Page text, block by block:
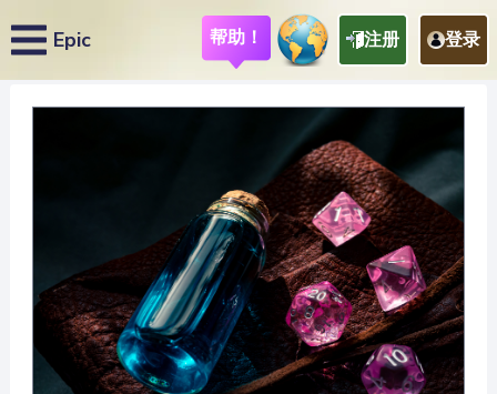
Epic 帮助！ 注册 登录